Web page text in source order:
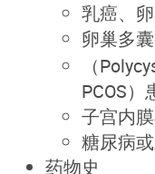
乳癌、
卵巢多
（
PCOS）
子宫内
糖尿病
药物史